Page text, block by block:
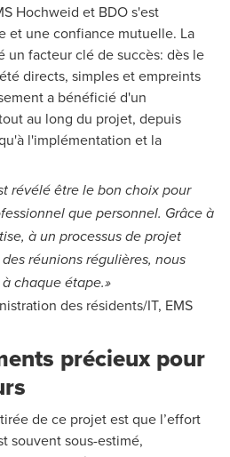
Hochweid et BDO s'est
et une confiance mutuelle. La
un facteur clé de succès: dès le
directs, simples et empreints
a bénéficié d'un
au long du projet, depuis
l'implémentation et la
révélé être le bon choix pour
que personnel. Grâce à
à un processus de projet
réunions régulières, nous
chaque étape.»
des résidents/IT, EMS
précieux pour
de ce projet est que l’effort
souvent sous-estimé,